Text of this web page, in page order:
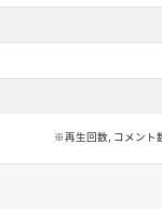
※再生回数, コメント